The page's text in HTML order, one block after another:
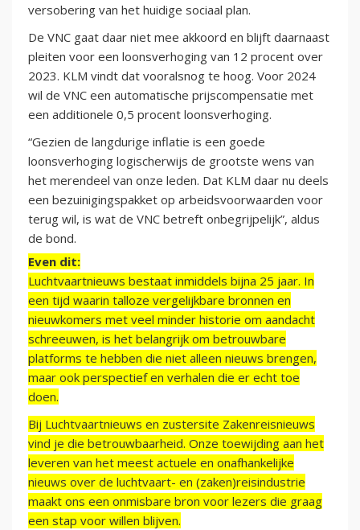
versobering van het huidige sociaal plan.
De VNC gaat daar niet mee akkoord en blijft daarnaast
pleiten voor een loonsverhoging van 12 procent over
2023. KLM vindt dat vooralsnog te hoog. Voor 2024
wil de VNC een automatische prijscompensatie met
een additionele 0,5 procent loonsverhoging.
“Gezien de langdurige inflatie is een goede
loonsverhoging logischerwijs de grootste wens van
het merendeel van onze leden. Dat KLM daar nu deels
een bezuinigingspakket op arbeidsvoorwaarden voor
terug wil, is wat de VNC betreft onbegrijpelijk”, aldus
de bond.
Even dit:
Luchtvaartnieuws bestaat inmiddels bijna 25 jaar. In
een tijd waarin talloze vergelijkbare bronnen en
nieuwkomers met veel minder historie om aandacht
schreeuwen, is het belangrijk om betrouwbare
platforms te hebben die niet alleen nieuws brengen,
maar ook perspectief en verhalen die er echt toe
doen.
Bij Luchtvaartnieuws en zustersite Zakenreisnieuws
vind je die betrouwbaarheid. Onze toewijding aan het
leveren van het meest actuele en onafhankelijke
nieuws over de luchtvaart- en (zaken)reisindustrie
maakt ons een onmisbare bron voor lezers die graag
een stap voor willen blijven.